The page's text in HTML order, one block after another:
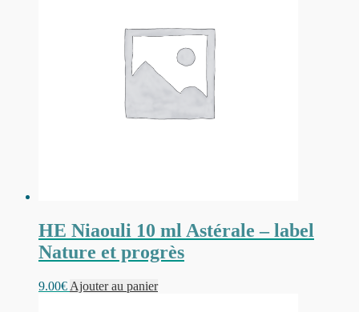
HE Niaouli 10 ml Astérale – label
Nature et progrès
9.00€ Ajouter au panier